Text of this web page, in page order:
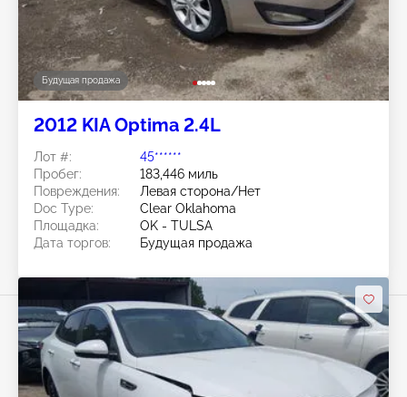
Будущая продажа
2012 KIA Optima 2.4L
Лот #:
45******
Пробег:
183,446 миль
Повреждения:
Левая сторона/Нет
Doc Type:
Clear Oklahoma
Площадка:
OK - TULSA
Дата торгов:
Будущая продажа